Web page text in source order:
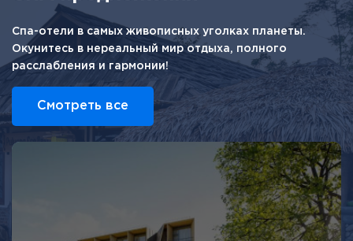
Спа-отели в самых живописных уголках планеты.
Окунитесь в нереальный мир отдыха, полного
расслабления и гармонии!
Смотреть все